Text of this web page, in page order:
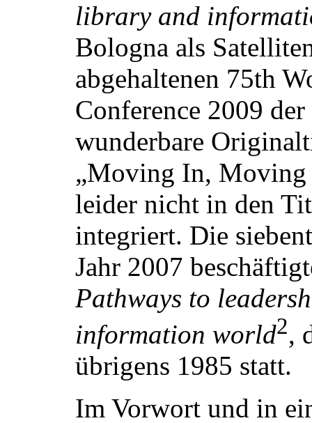
library and
Bologna als
abgehaltenen 75th
Conference 2009
wunderbare
„Moving In, Moving
leider nicht in den
integriert. Die
Jahr 2007
Pathways to
information world2,
übrigens 1985 statt.
Im Vorwort und in